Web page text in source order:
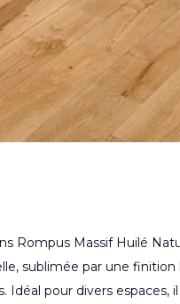
Rompus Massif Huilé
sublimée par une
Idéal pour divers